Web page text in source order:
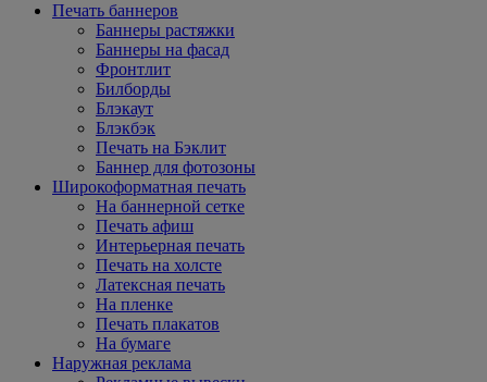
Печать баннеров
Баннеры растяжки
Баннеры на фасад
Фронтлит
Билборды
Блэкаут
Блэкбэк
Печать на Бэклит
Баннер для фотозоны
Широкоформатная печать
На баннерной сетке
Печать афиш
Интерьерная печать
Печать на холсте
Латексная печать
На пленке
Печать плакатов
На бумаге
Наружная реклама